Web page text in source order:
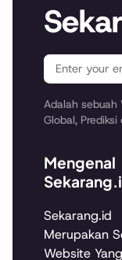
Adalah
Global,
Mengenal
Sekarang.id
Merupakan
Website